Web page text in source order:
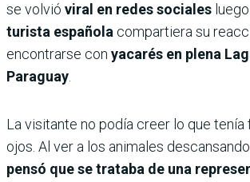
se volvió viral en redes sociales
turista española compartiera su
encontrarse con yacarés en plena
Paraguay
La visitante no podía creer lo que tenía
ojos. Al ver a los animales
pensó que se trataba de una